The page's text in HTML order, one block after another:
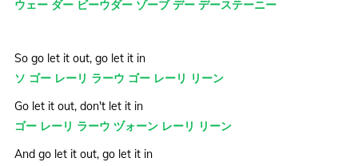
ウェー ダー ビーウダー ゾーブ デー デーステーニー
So go let it out, go let it in
ソ ゴー レーリ ラーウ ゴー レーリ リーン
Go let it out, don't let it in
ゴー レーリ ラーウ ヅォーン レーリ リーン
And go let it out, go let it in